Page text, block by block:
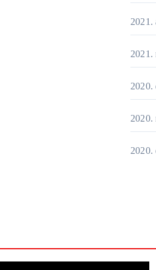
2021.
2021.
2020.
2020.
2020.